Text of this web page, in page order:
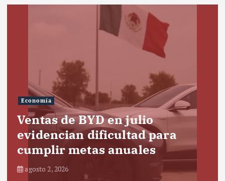
Economía
Ventas de BYD en julio
evidencian dificultad para
cumplir metas anuales
agosto 2, 2026